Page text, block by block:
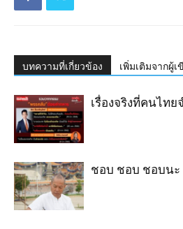
บทความที่เกี่ยวข้อง เพิ่มเติมจากผู้เ
เรื่องจริงที่คนไทย
ชอบ ชอบ ชอบนะ